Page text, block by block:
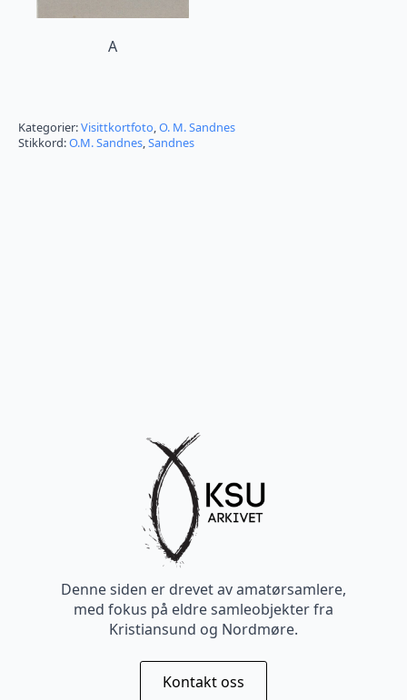
A
Kategorier:Visittkortfoto,O. M. Sandnes
Stikkord:O.M. Sandnes,Sandnes
Denne siden er drevet av amatørsamlere,
med fokus på eldre samleobjekter fra
Kristiansund og Nordmøre.
Kontakt oss